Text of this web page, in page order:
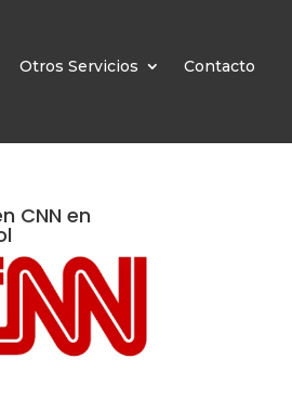
Otros Servicios Contacto
CNN en